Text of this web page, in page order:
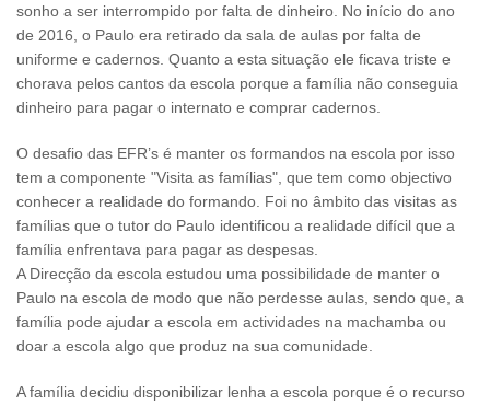
sonho a ser interrompido por falta de dinheiro. No início do ano
de 2016, o Paulo era retirado da sala de aulas por falta de
uniforme e cadernos. Quanto a esta situação ele ficava triste e
chorava pelos cantos da escola porque a família não conseguia
dinheiro para pagar o internato e comprar cadernos.
O desafio das EFR’s é manter os formandos na escola por isso
tem a componente "Visita as famílias", que tem como objectivo
conhecer a realidade do formando. Foi no âmbito das visitas as
famílias que o tutor do Paulo identificou a realidade difícil que a
família enfrentava para pagar as despesas.
A Direcção da escola estudou uma possibilidade de manter o
Paulo na escola de modo que não perdesse aulas, sendo que, a
família pode ajudar a escola em actividades na machamba ou
doar a escola algo que produz na sua comunidade.
A família decidiu disponibilizar lenha a escola porque é o recurso